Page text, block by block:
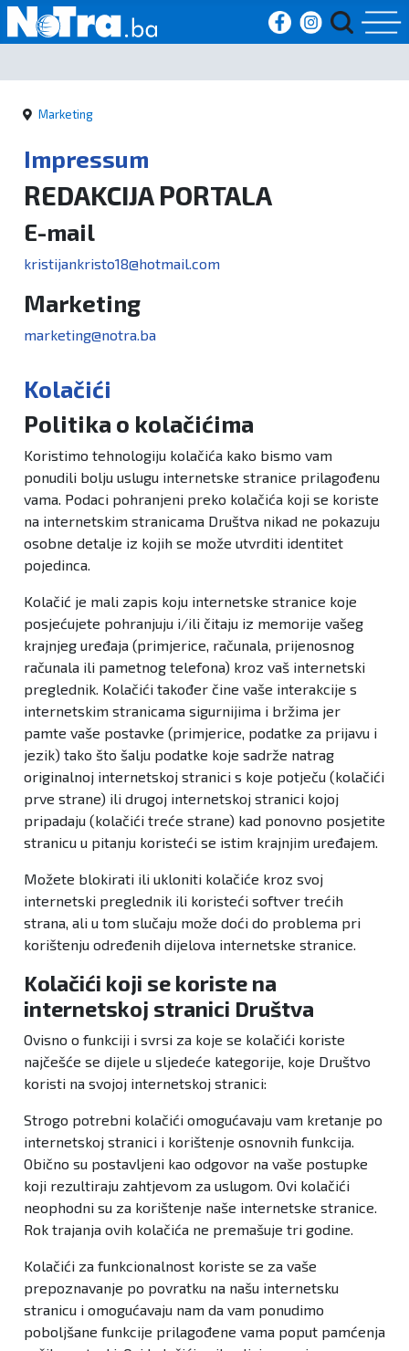
Početna
Vijesti
Sport
Kultura
Crna
kronika
Zanimljivosti
Marketing
Impressum
REDAKCIJA PORTALA
E-mail
kristijankristo18@hotmail.com
Marketing
marketing@notra.ba
Kolačići
Politika o kolačićima
Koristimo tehnologiju kolačića kako bismo vam
ponudili bolju uslugu internetske stranice prilagođenu
vama. Podaci pohranjeni preko kolačića koji se koriste
na internetskim stranicama Društva nikad ne pokazuju
osobne detalje iz kojih se može utvrditi identitet
pojedinca.
Kolačić je mali zapis koju internetske stranice koje
posjećujete pohranjuju i/ili čitaju iz memorije vašeg
krajnjeg uređaja (primjerice, računala, prijenosnog
računala ili pametnog telefona) kroz vaš internetski
preglednik. Kolačići također čine vaše interakcije s
internetskim stranicama sigurnijima i bržima jer
pamte vaše postavke (primjerice, podatke za prijavu i
jezik) tako što šalju podatke koje sadrže natrag
originalnoj internetskoj stranici s koje potječu (kolačići
prve strane) ili drugoj internetskoj stranici kojoj
pripadaju (kolačići treće strane) kad ponovno posjetite
stranicu u pitanju koristeći se istim krajnjim uređajem.
Možete blokirati ili ukloniti kolačiće kroz svoj
internetski preglednik ili koristeći softver trećih
strana, ali u tom slučaju može doći do problema pri
korištenju određenih dijelova internetske stranice.
Kolačići koji se koriste na
internetskoj stranici Društva
Ovisno o funkciji i svrsi za koje se kolačići koriste
najčešće se dijele u sljedeće kategorije, koje Društvo
koristi na svojoj internetskoj stranici:
Strogo potrebni kolačići omogućavaju vam kretanje po
internetskoj stranici i korištenje osnovnih funkcija.
Obično su postavljeni kao odgovor na vaše postupke
koji rezultiraju zahtjevom za uslugom. Ovi kolačići
neophodni su za korištenje naše internetske stranice.
Rok trajanja ovih kolačića ne premašuje tri godine.
Kolačići za funkcionalnost koriste se za vaše
prepoznavanje po povratku na našu internetsku
stranicu i omogućavaju nam da vam ponudimo
poboljšane funkcije prilagođene vama poput pamćenja